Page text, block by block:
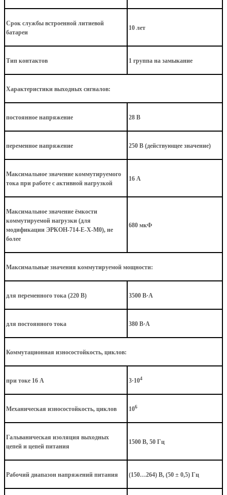
Срок службы встроенной литиевой
батареи
10 лет
Тип контактов 1 группа на замыкание
Характеристики выходных сигналов:
постоянное напряжение 28 В
переменное напряжение 250 В (действующее значение)
Максимальное значение коммутируемого
тока при работе с активной нагрузкой
16 А
Максимальное значение ёмкости
коммутируемой нагрузки (для
модификации ЭРКОН-714-Е-Х-М0), не
более
680 мкФ
Максимальные значения коммутируемой мощности:
для переменного тока (220 В) 3500 В·А
для постоянного тока 380 В·А
Коммутационная износостойкость, циклов:
при токе 16 А 3·104
Механическая износостойкость, циклов 106
Гальваническая изоляция выходных
цепей и цепей питания
1500 В, 50 Гц
Рабочий диапазон напряжений питания (150…264) В, (50 ± 0,5) Гц